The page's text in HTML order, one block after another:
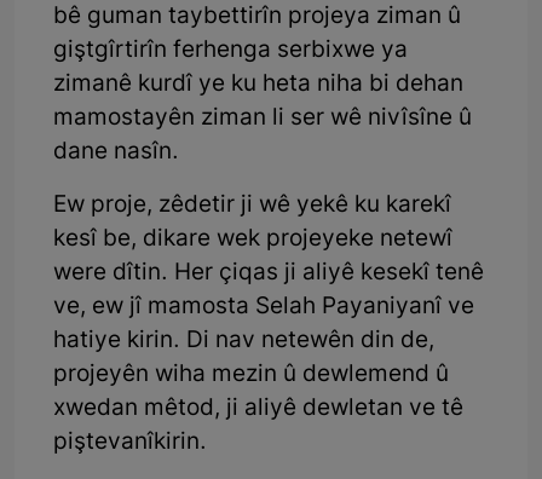
bê guman taybettirîn projeya ziman û
giştgîrtirîn ferhenga serbixwe ya
zimanê kurdî ye ku heta niha bi dehan
mamostayên ziman li ser wê nivîsîne û
dane nasîn.
Ew proje, zêdetir ji wê yekê ku karekî
kesî be, dikare wek projeyeke netewî
were dîtin. Her çiqas ji aliyê kesekî tenê
ve, ew jî mamosta Selah Payaniyanî ve
hatiye kirin. Di nav netewên din de,
projeyên wiha mezin û dewlemend û
xwedan mêtod, ji aliyê dewletan ve tê
piştevanîkirin.